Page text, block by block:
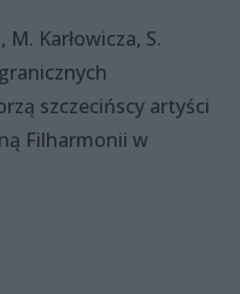
Karłowicza, S.
szczecińscy artyści
Filharmonii w